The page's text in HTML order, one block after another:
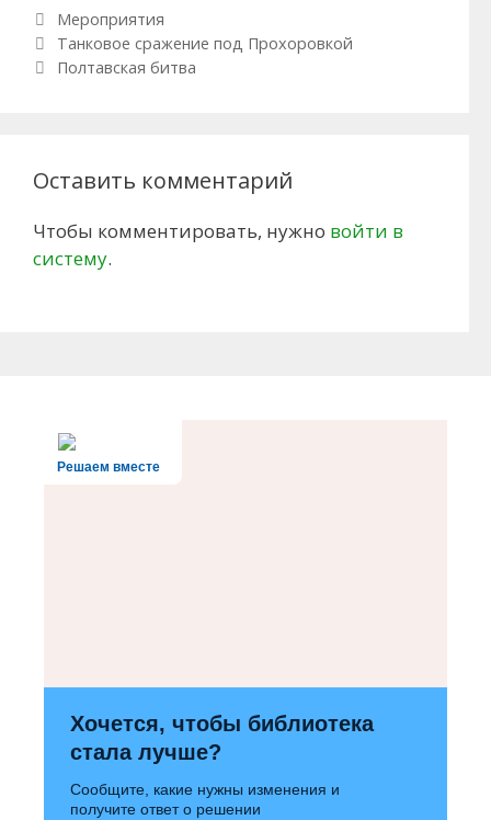
Рубрики
Мероприятия
Навигация по записям
Танковое сражение под Прохоровкой
Полтавская битва
Оставить комментарий
Чтобы комментировать, нужно войти в
систему.
Решаем вместе
Хочется, чтобы библиотека
стала лучше?
Сообщите, какие нужны изменения и
получите ответ о решении